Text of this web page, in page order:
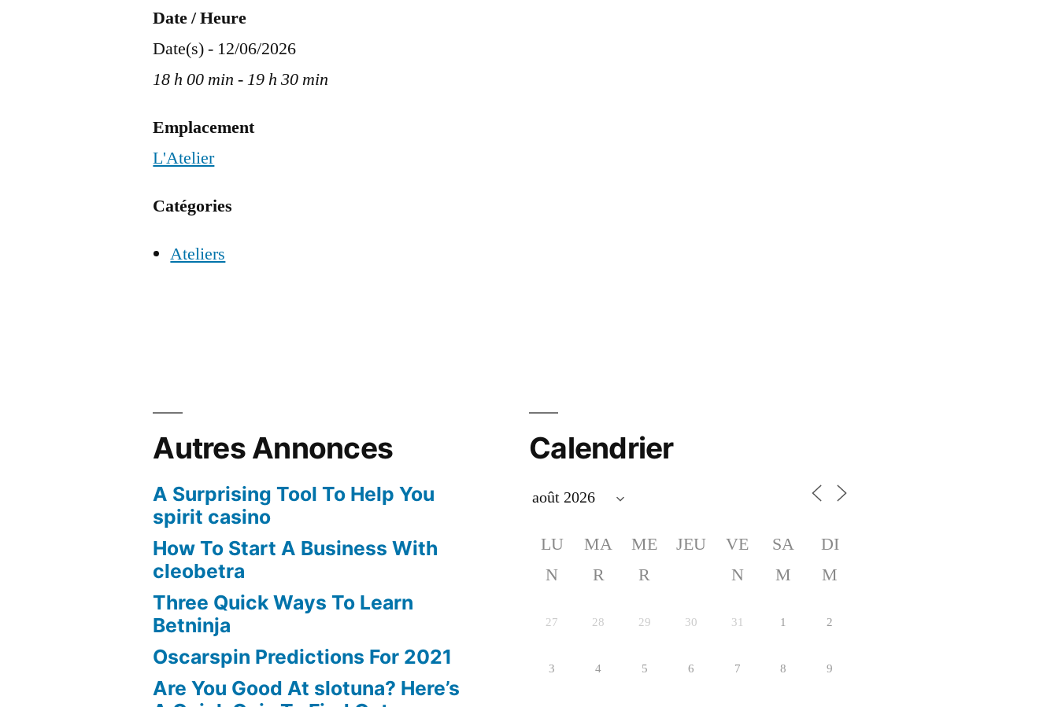
Date / Heure
Date(s) - 12/06/2026
18 h 00 min - 19 h 30 min
Emplacement
L'Atelier
Catégories
Ateliers
Autres Annonces
A Surprising Tool To Help You
spirit casino
How To Start A Business With
cleobetra
Three Quick Ways To Learn
Betninja
Oscarspin Predictions For 2021
Are You Good At slotuna? Here’s
Calendrier
LU
N
MA
R
ME
R
JEU
VE
N
SA
M
DI
M
27 28 29 30 31 1 2
3 4 5 6 7 8 9